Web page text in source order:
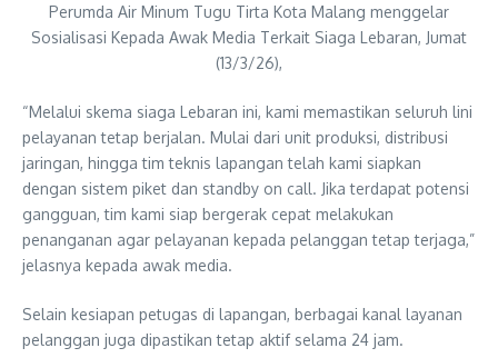
Perumda Air Minum Tugu Tirta Kota Malang menggelar
Sosialisasi Kepada Awak Media Terkait Siaga Lebaran, Jumat
(13/3/26),
“Melalui skema siaga Lebaran ini, kami memastikan seluruh lini
pelayanan tetap berjalan. Mulai dari unit produksi, distribusi
jaringan, hingga tim teknis lapangan telah kami siapkan
dengan sistem piket dan standby on call. Jika terdapat potensi
gangguan, tim kami siap bergerak cepat melakukan
penanganan agar pelayanan kepada pelanggan tetap terjaga,”
jelasnya kepada awak media.
Selain kesiapan petugas di lapangan, berbagai kanal layanan
pelanggan juga dipastikan tetap aktif selama 24 jam.